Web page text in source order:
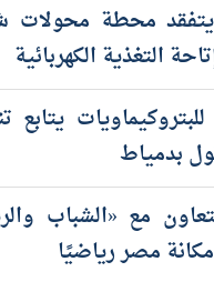
يتفقد محطة
التغذية الكهربائية
يتابع
بدمياط
مع «الشباب
مصر رياضيًا